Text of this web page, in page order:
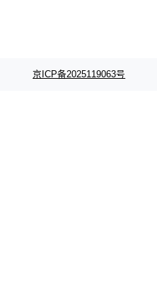
京ICP备2025119063号